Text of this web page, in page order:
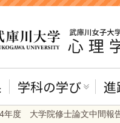
学科の学び 進
年度 大学院修士論文中間報